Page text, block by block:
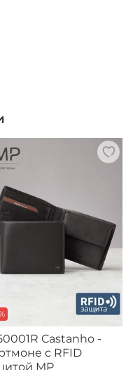
Castanho -
c RFID
MP